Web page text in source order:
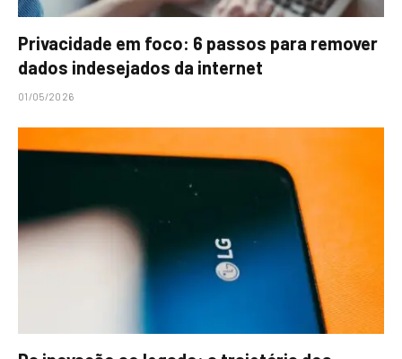
Privacidade em foco: 6 passos para remover
dados indesejados da internet
01/05/2026